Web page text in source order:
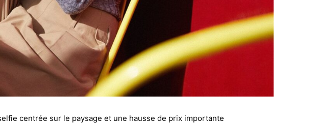
centrée sur le paysage et une hausse de prix importante